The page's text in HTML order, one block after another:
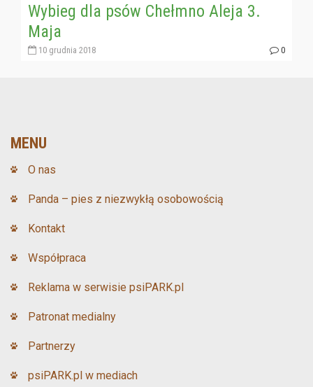
Wybieg dla psów Chełmno Aleja 3.
Maja
10 grudnia 2018 0
MENU
O nas
Panda – pies z niezwykłą osobowością
Kontakt
Współpraca
Reklama w serwisie psiPARK.pl
Patronat medialny
Partnerzy
psiPARK.pl w mediach